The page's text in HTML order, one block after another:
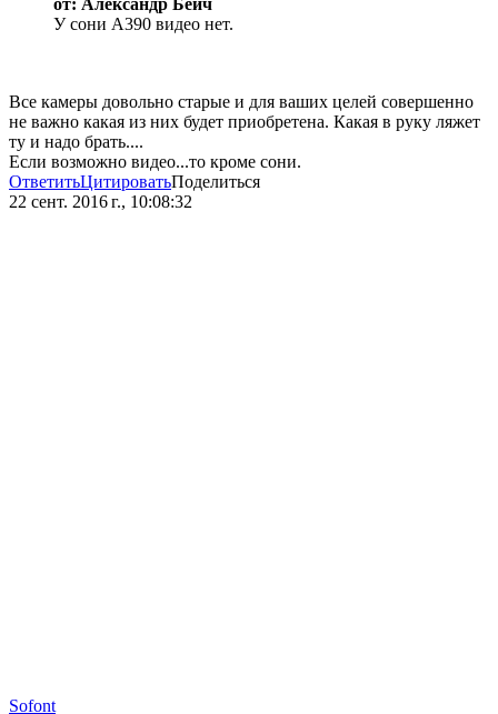
от: Александр Бейч
У сони А390 видео нет.
Все камеры довольно старые и для ваших целей совершенно
не важно какая из них будет приобретена. Какая в руку ляжет
ту и надо брать....
Если возможно видео...то кроме сони.
ОтветитьЦитироватьПоделиться
22 сент. 2016 г., 10:08:32
Sofont